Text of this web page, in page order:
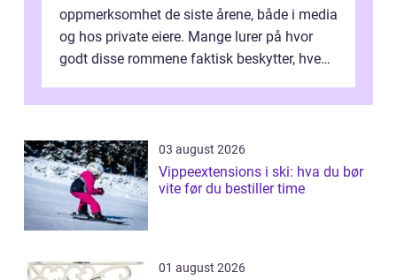
oppmerksomhet de siste årene, både i media
og hos private eiere. Mange lurer på hvor
godt disse rommene faktisk beskytter, hvem
03 august 2026
Vippeextensions i ski: hva du bør
vite før du bestiller time
01 august 2026